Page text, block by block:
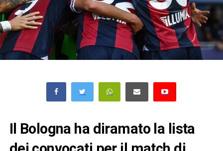
Il Bologna ha diramato la lista